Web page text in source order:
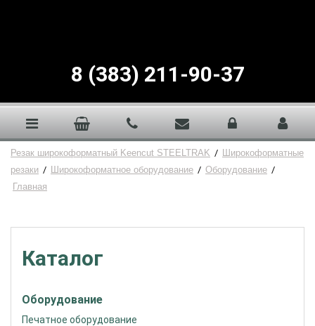
8 (383) 211-90-37
Резак широкоформатный Keencut STEELTRAK / Широкоформатные
резаки / Широкоформатное оборудование / Оборудование /
Главная
Каталог
Оборудование
Печатное оборудование